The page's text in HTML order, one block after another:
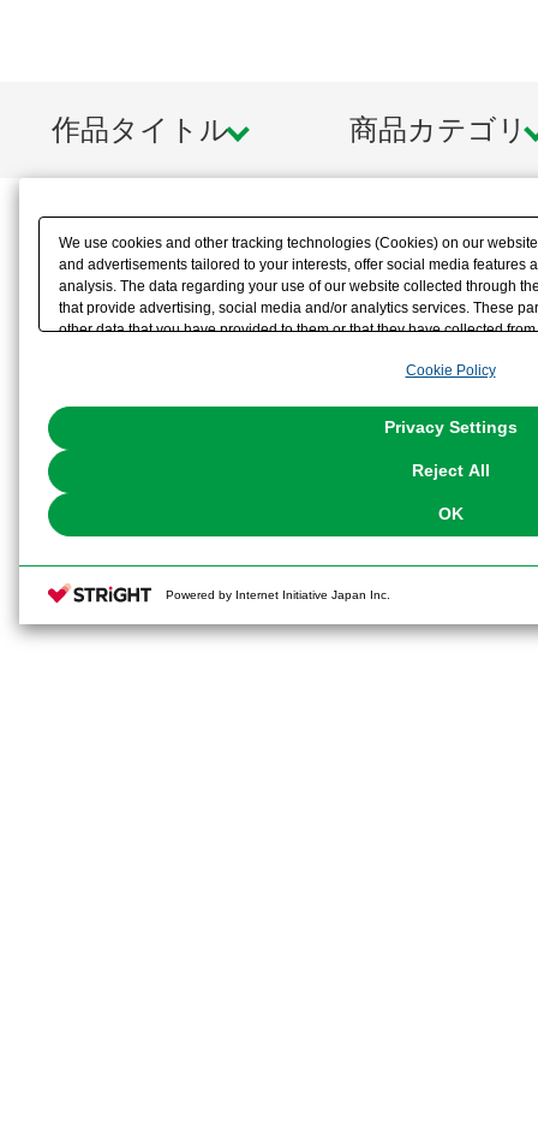
作品タイトル 商品カテゴリ
We use cookies and other tracking technologies (Cookies) on our
and advertisements tailored to your interests, offer social media features
analysis. The data regarding your use of our website collected through
that provide advertising, social media and/or analytics services. These
other data that you have provided to them or that they have collected
the use of all Cookies except for Strictly Necessary Cookies, please
You can change your consent or rejection settings at any time via
Cookie Policy
Privacy Settings
Reject All
OK
Powered by Internet Initiative Japan Inc.